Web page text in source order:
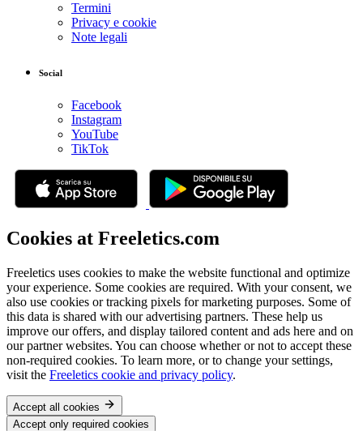
Termini
Privacy e cookie
Note legali
Social
Facebook
Instagram
YouTube
TikTok
Cookies at Freeletics.com
Freeletics uses cookies to make the website functional and optimize
your experience. Some cookies are required. With your consent, we
also use cookies or tracking pixels for marketing purposes. Some of
this data is shared with our advertising partners. These help us
improve our offers, and display tailored content and ads here and on
our partner websites. You can choose whether or not to accept these
non-required cookies. To learn more, or to change your settings,
visit the Freeletics cookie and privacy policy.
Accept all cookies
Accept only required cookies